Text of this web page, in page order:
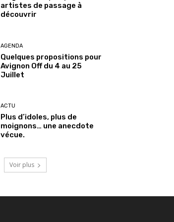
artistes de passage à
découvrir
AGENDA
Quelques propositions pour
Avignon Off du 4 au 25
Juillet
ACTU
Plus d’idoles, plus de
moignons… une anecdote
vécue.
Voir plus